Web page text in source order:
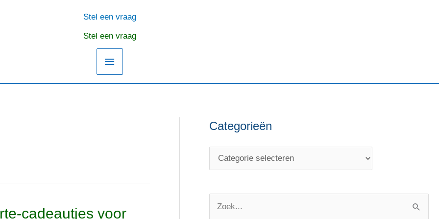
Hoofdmenu
Stel een vraag
Stel een vraag
cadeautjes voor
Categorieën
C
O